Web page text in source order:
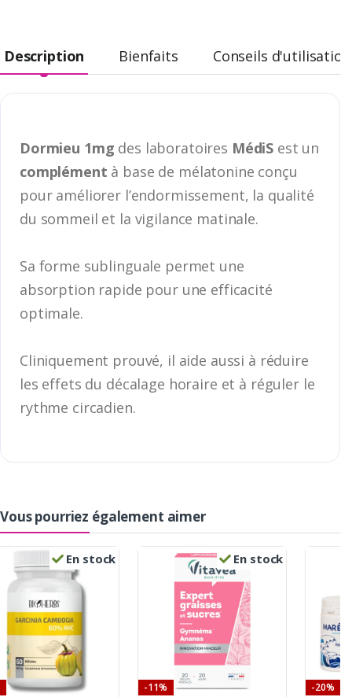
Description Bienfaits Conseils d'utilisation
Dormieu 1mg des laboratoires MédiS est un
complément à base de mélatonine conçu
pour améliorer l’endormissement, la qualité
du sommeil et la vigilance matinale.
Sa forme sublinguale permet une
absorption rapide pour une efficacité
optimale.
Cliniquement prouvé, il aide aussi à réduire
les effets du décalage horaire et à réguler le
rythme circadien.
Vous pourriez également aimer
En stock En stock
-11% -20%